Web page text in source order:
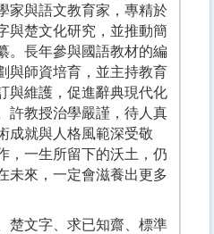
家與語文教育家，專精於
與楚文化研究，並推動簡
。長年參與國語教材的編
與師資培育，並主持教育
與維護，促進辭典現代化
許教授治學嚴謹，待人真
成就與人格風範深受敬
，一生所留下的沃土，仍
未來，一定會滋養出更多
楚文字、求已知齋、標準